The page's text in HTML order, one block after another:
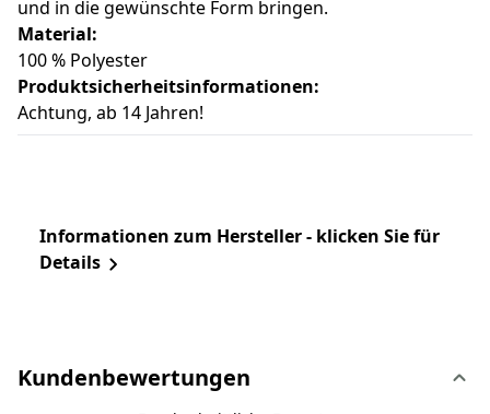
und in die gewünschte Form bringen.
Material:
100 % Polyester
Produktsicherheitsinformationen:
Achtung, ab 14 Jahren!
Informationen zum Hersteller - klicken Sie für
Details
Kundenbewertungen